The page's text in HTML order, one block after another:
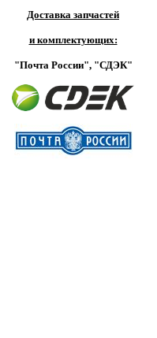
Доставка запчастей
и комплектующих:
"Почта России", "СДЭК"